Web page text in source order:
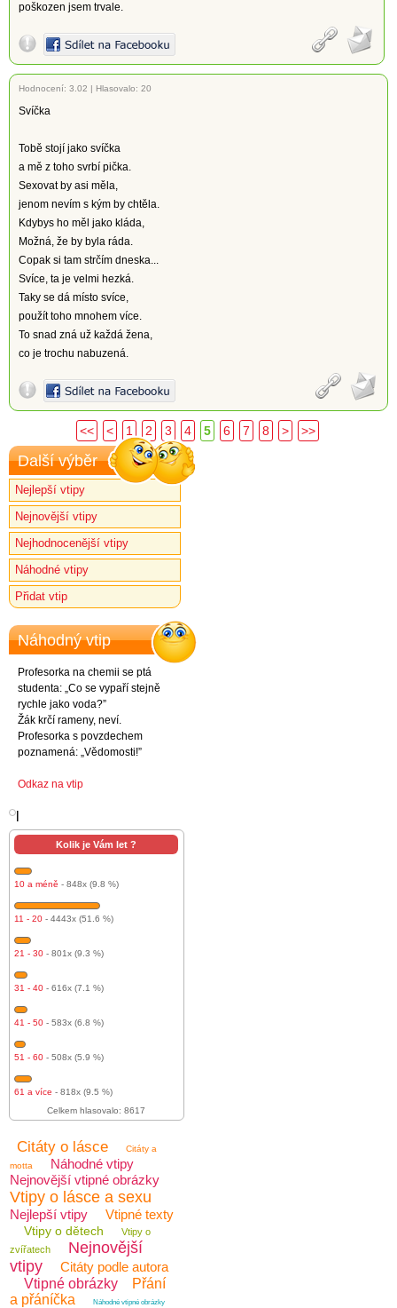
poškozen jsem trvale.
Hodnocení: 3.02 | Hlasovalo: 20
Svíčka
Tobě stojí jako svíčka
a mě z toho svrbí pička.
Sexovat by asi měla,
jenom nevím s kým by chtěla.
Kdybys ho měl jako kláda,
Možná, že by byla ráda.
Copak si tam strčím dneska...
Svíce, ta je velmi hezká.
Taky se dá místo svíce,
použít toho mnohem více.
To snad zná už každá žena,
co je trochu nabuzená.
<< < 1 2 3 4 5 6 7 8 > >>
Další výběr
Nejlepší vtipy
Nejnovější vtipy
Nejhodnocenější vtipy
Náhodné vtipy
Přidat vtip
Náhodný vtip
Profesorka na chemii se ptá
studenta: „Co se vypaří stejně
rychle jako voda?”
Žák krčí rameny, neví.
Profesorka s povzdechem
poznamená: „Vědomosti!”
Odkaz na vtip
Kolik je Vám let ?
10 a méně - 848x (9.8 %)
11 - 20 - 4443x (51.6 %)
21 - 30 - 801x (9.3 %)
31 - 40 - 616x (7.1 %)
41 - 50 - 583x (6.8 %)
51 - 60 - 508x (5.9 %)
61 a více - 818x (9.5 %)
Celkem hlasovalo: 8617
Citáty o lásce
Citáty a
motta
Náhodné vtipy
Nejnovější vtipné obrázky
Vtipy o lásce a sexu
Nejlepší vtipy Vtipné texty
Vtipy o dětech
Vtipy o
zvířatech
Nejnovější
vtipy
Citáty podle autora
Vtipné obrázky
Přání
a přáníčka
Náhodné vtipné obrázky